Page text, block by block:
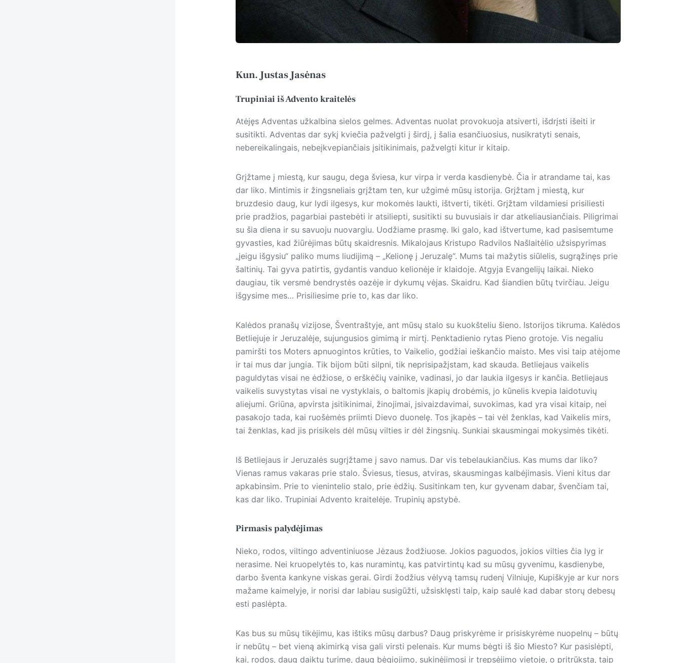
Kun. Justas Jasėnas
Trupiniai iš Advento kraitelės
Atėjęs Adventas užkalbina sielos gelmes. Adventas nuolat provokuoja atsiverti, išdrįsti išeiti ir
susitikti. Adventas dar sykį kviečia pažvelgti į širdį, į šalia esančiuosius, nusikratyti se­nais,
nebereikalingais, nebeįkve­pian­čiais įsitikinimais, pažvelgti kitur ir kitaip.
Grįžtame į miestą, kur saugu, dega šviesa, kur virpa ir verda kasdienybė. Čia ir atrandame tai, kas
dar liko. Mintimis ir žingsneliais grįžtam ten, kur užgimė mūsų istorija. Grįžtam į miestą, kur
bruzdesio daug, kur lydi ilgesys, kur mokomės laukti, ištverti, tikėti. Grįžtam vildamiesi prisiliesti
prie pradžios, pagarbiai pastebėti ir atsiliepti, susitikti su buvusiais ir dar atkeliausiančiais. Piligrimai
su šia diena ir su savuoju nuovargiu. Uodžiame prasmę. Iki galo, kad ištvertume, kad pasisemtume
gyvasties, kad žiūrėjimas būtų skaidresnis. Mikalojaus Kristupo Radvilos Našlaitėlio užsispyrimas
„jeigu išgysiu“ paliko mums liudijimą – „Kelionę į Jeruzalę“. Mums tai mažytis siūlelis, sugrąžinęs prie
šaltinių. Tai gyva patirtis, gydantis vanduo kelionėje ir klaidoje. Atgyja Evangelijų laikai. Nieko
daugiau, tik versmė bendrystės oazėje ir dykumų vėjas. Skaidru. Kad šiandien būtų tvirčiau. Jeigu
išgysime mes… Prisiliesime prie to, kas dar liko.
Kalėdos pranašų vizijose, Šventraštyje, ant mūsų stalo su kuokšteliu šieno. Istorijos tikruma. Kalėdos
Betliejuje ir Jeruzalėje, sujungusios gimimą ir mirtį. Penktadienio rytas Pieno grotoje. Vis negaliu
pamiršti tos Moters apnuogintos krūties, to Vaikelio, godžiai ieškančio maisto. Mes visi taip atėjome
ir tai mus dar jungia. Tik bijom būti silpni, tik neprisipažįstam, kad skauda. Betliejaus vaikelis
paguldytas visai ne ėdžiose, o erškėčių vainike, vadinasi, jo dar laukia ilgesys ir kančia. Betliejaus
vaikelis suvystytas visai ne vystyklais, o baltomis įkapių drobėmis, jo kūnelis kvepia laidotuvių
aliejumi. Griūna, apvirsta įsitikinimai, žinojimai, įsivaizdavimai, suvokimas, kad yra visai kitaip, nei
pasakojo tada, kai ruošėmės priimti Dievo duonelę. Tos įkapės – tai vėl ženklas, kad Vaikelis mirs,
tai ženklas, kad jis prisikels dėl mūsų vilties ir dėl žingsnių. Sunkiai skausmingai mokysimės tikėti.
Iš Betliejaus ir Jeruzalės sugrįžtame į savo namus. Dar vis tebelaukiančius. Kas mums dar liko?
Vienas ramus vakaras prie stalo. Šviesus, tiesus, atviras, skausmingas kalbėjimasis. Vieni kitus dar
apkabinsim. Prie to vienintelio stalo, prie ėdžių. Susitinkam ten, kur gyvenam dabar, švenčiam tai,
kas dar liko. Trupiniai Advento kraitelėje. Trupinių apstybė.
Pirmasis palydėjimas
Nieko, rodos, viltingo adventiniuose Jėzaus žodžiuose. Jokios paguodos, jokios vilties čia lyg ir
nerasime. Nei kruopelytės to, kas nuramintų, kas patvirtintų kad su mūsų gyvenimu, kasdienybe,
darbo šventa kankyne viskas gerai. Girdi žodžius vėlyvą tamsų rudenį Vilniuje, Kupiškyje ar kur nors
mažame kaimelyje, ir norisi dar labiau susigūžti, užsisklęsti taip, kaip saulė kad dabar storų debesų
esti paslėpta.
Kas bus su mūsų tikėjimu, kas ištiks mūsų darbus? Daug priskyrėme ir prisiskyrėme nuopelnų – būtų
ir nebūtų – bet vieną akimirką visa gali virsti pelenais. Kur mums bėgti iš šio Miesto? Kur pasislėpti,
kai, rodos, daug daiktų turime, daug bėgiojimo, sukinėjimosi ir trepsėjimo vietoje, o pritrūksta, taip